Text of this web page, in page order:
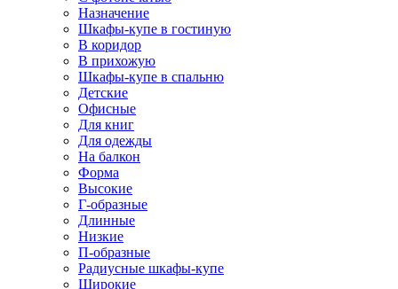
Назначение
Шкафы-купе в гостиную
В коридор
В прихожую
Шкафы-купе в спальню
Детские
Офисные
Для книг
Для одежды
На балкон
Форма
Высокие
Г-образные
Длинные
Низкие
П-образные
Радиусные шкафы-купе
Широкие